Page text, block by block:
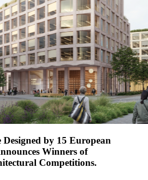
Designed by 15 European
Winners of
Competitions.